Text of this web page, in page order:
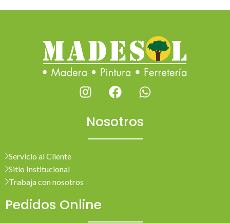
Nosotros
Servicio al Cliente
Sitio Institucional
Trabaja con nosotros
Pedidos Online